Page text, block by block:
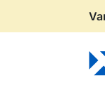
Gå till sidans